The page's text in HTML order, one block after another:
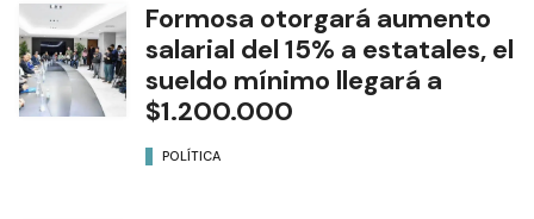
Formosa otorgará aumento
salarial del 15% a estatales, el
sueldo mínimo llegará a
$1.200.000
POLÍTICA